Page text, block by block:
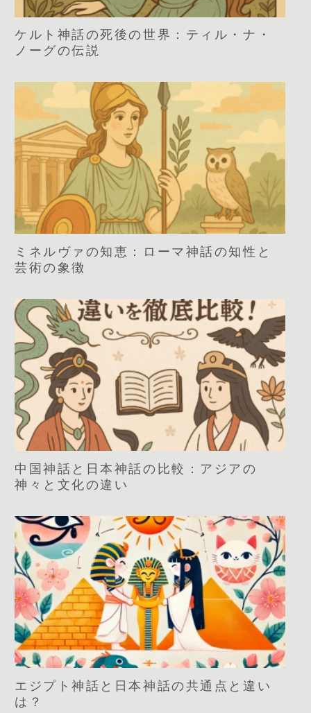
ケルト神話の死後の世界：ティル・ナ・
ノーグの伝説
ミネルヴァの知恵：ローマ神話の知性と
芸術の象徴
中国神話と日本神話の比較：アジアの
神々と文化の違い
エジプト神話と日本神話の共通点と違い
は？